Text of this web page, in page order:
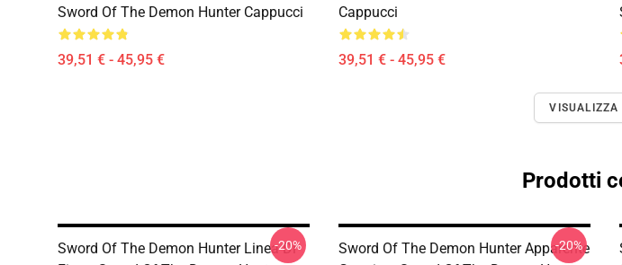
Sword Of The Demon Hunter Cappucci
39,51 € - 45,95 €
Cappucci
39,51 € - 45,95 €
VISUALIZZA
Prodotti
Sword Of The Demon Hunter Linea Di
-20%
Sword Of The Demon Hunter Apparente
-20%